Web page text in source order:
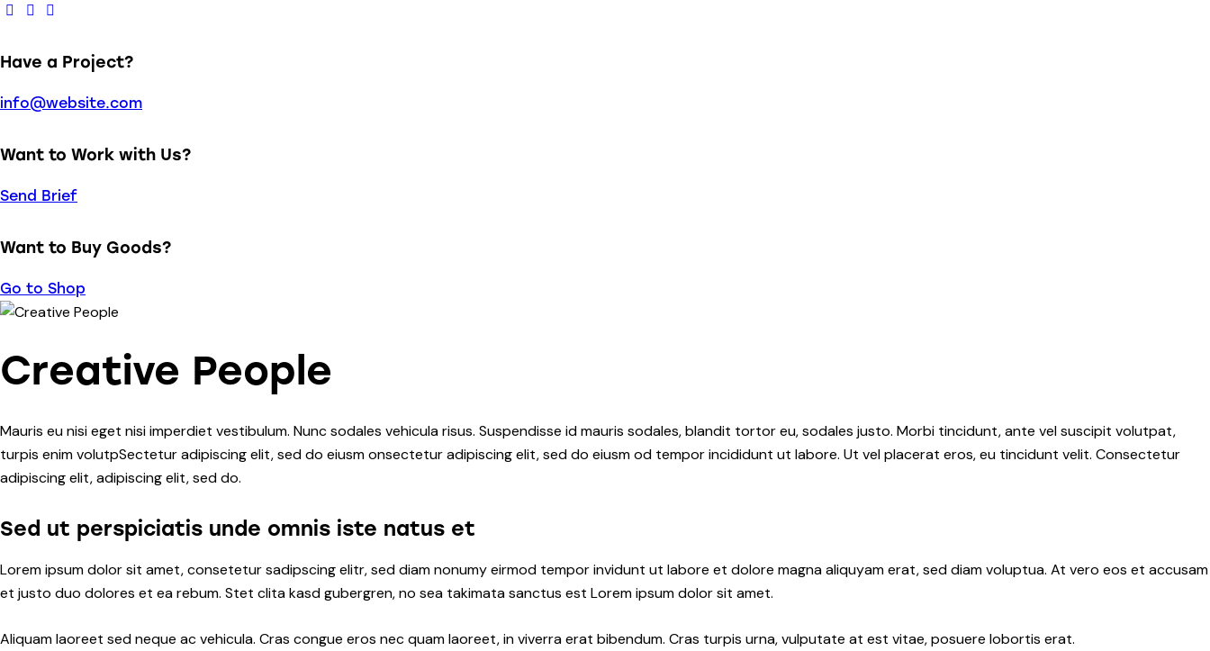
Have a Project?
info@website.com
Want to Work with Us?
Send Brief
Want to Buy Goods?
Go to Shop
Creative People
Mauris eu nisi eget nisi imperdiet vestibulum. Nunc sodales vehicula risus. Suspendisse id mauris sodales, blandit tortor eu, sodales justo. Morbi tincidunt, ante vel suscipit volutpat,
turpis enim volutpSectetur adipiscing elit, sed do eiusm onsectetur adipiscing elit, sed do eiusm od tempor incididunt ut labore. Ut vel placerat eros, eu tincidunt velit. Consectetur
adipiscing elit, adipiscing elit, sed do.
Sed ut perspiciatis unde omnis iste natus et
Lorem ipsum dolor sit amet, consetetur sadipscing elitr, sed diam nonumy eirmod tempor invidunt ut labore et dolore magna aliquyam erat, sed diam voluptua. At vero eos et accusam
et justo duo dolores et ea rebum. Stet clita kasd gubergren, no sea takimata sanctus est Lorem ipsum dolor sit amet.
Aliquam laoreet sed neque ac vehicula. Cras congue eros nec quam laoreet, in viverra erat bibendum. Cras turpis urna, vulputate at est vitae, posuere lobortis erat.